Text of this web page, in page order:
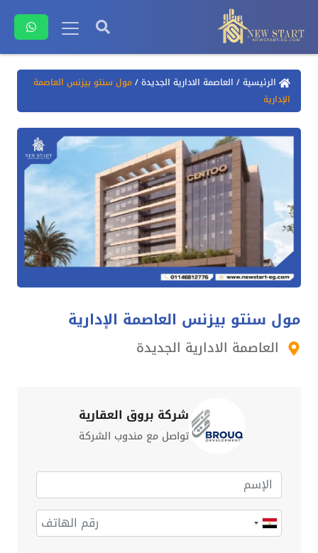
الرئيسية/ العاصمة الادارية الجديدة/مول سنتو بيزنس العاصمة
الإدارية
مول سنتو بيزنس العاصمة الإدارية
العاصمة الادارية الجديدة
شركة بروق العقارية
تواصل مع مندوب الشركة